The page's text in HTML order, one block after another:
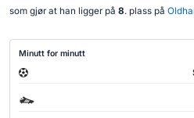
som gjør at han ligger på 8. plass på
Minutt for minutt